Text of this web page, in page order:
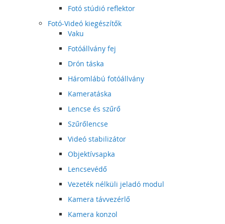
Fotó stúdió reflektor
Fotó-Videó kiegészítők
Vaku
Fotóállvány fej
Drón táska
Háromlábú fotóállvány
Kameratáska
Lencse és szűrő
Szűrőlencse
Videó stabilizátor
Objektívsapka
Lencsevédő
Vezeték nélküli jeladó modul
Kamera távvezérlő
Kamera konzol